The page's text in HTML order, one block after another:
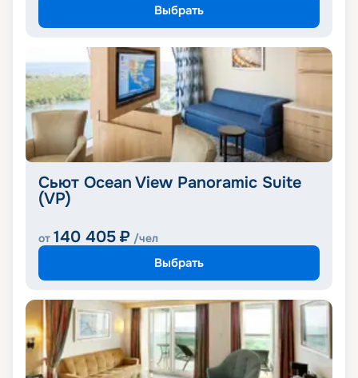
Выбрать
Сьют Ocean View Panoramic Suite
(VP)
от 140 405 ₽ /чел
Выбрать